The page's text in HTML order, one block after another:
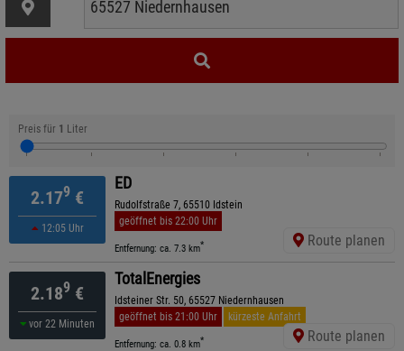
Preis für 1 Liter
2.179 €
12:05 Uhr
ED
Rudolfstraße 7, 65510 Idstein
geöffnet bis 22:00 Uhr
Entfernung: ca. 7.3 km* Route planen
2.189 €
vor 22 Minuten
TotalEnergies
Idsteiner Str. 50, 65527 Niedernhausen
geöffnet bis 21:00 Uhr
kürzeste Anfahrt
Entfernung: ca. 0.8 km* Route planen